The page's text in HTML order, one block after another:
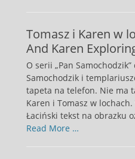
Tomasz i Karen w
And Karen
O serii „Pan
Samochodzik i
tapeta na telefon. Nie ma
Karen i Tomasz w
Łaciński tekst na obrazku
Read More …